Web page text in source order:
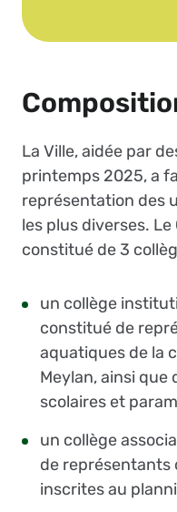
La Ville, aidée par
printemps 2025, a
représentation des
les plus diverses.
constitué de 3
un collège
constitué de
aquatiques de la
Meylan, ainsi que
scolaires et
un collège
de représentants
inscrites au